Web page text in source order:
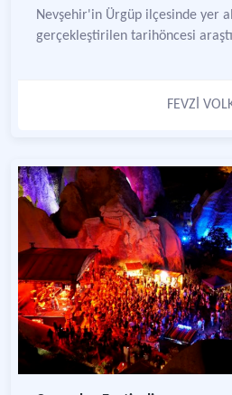
Nevşehir'in Ürgüp ilçesinde yer
gerçekleştirilen tarihöncesi
FEVZİ